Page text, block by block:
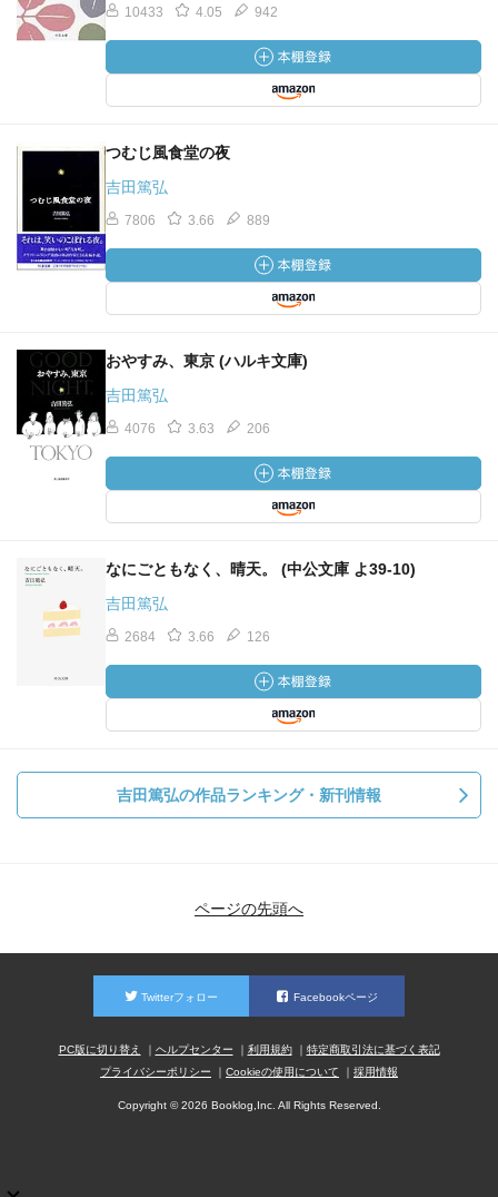
10433 4.05 942
つむじ風食堂の夜
吉田篤弘
7806 3.66 889
おやすみ、東京 (ハルキ文庫)
吉田篤弘
4076 3.63 206
なにごともなく、晴天。 (中公文庫 よ39-10)
吉田篤弘
2684 3.66 126
吉田篤弘の作品ランキング・新刊情報
ページの先頭へ
Twitterフォロー Facebookページ
PC版に切り替え ヘルプセンター 利用規約
特定商取引法に基づく表記
プライバシーポリシー
Cookieの使用について 採用情報
Copyright © 2026 Booklog,Inc. All Rights Reserved.